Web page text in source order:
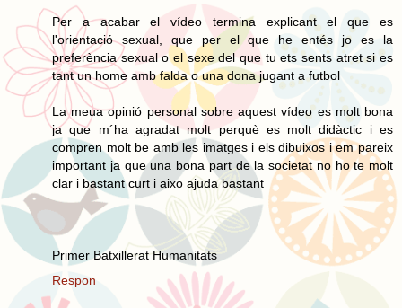
Per a acabar el vídeo termina explicant el que es
l'orientació sexual, que per el que he entés jo es la
preferència sexual o el sexe del que tu ets sents atret si es
tant un home amb falda o una dona jugant a futbol
La meua opinió personal sobre aquest vídeo es molt bona
ja que m´ha agradat molt perquè es molt didàctic i es
compren molt be amb les imatges i els dibuixos i em pareix
important ja que una bona part de la societat no ho te molt
clar i bastant curt i aixo ajuda bastant
Primer Batxillerat Humanitats
Respon